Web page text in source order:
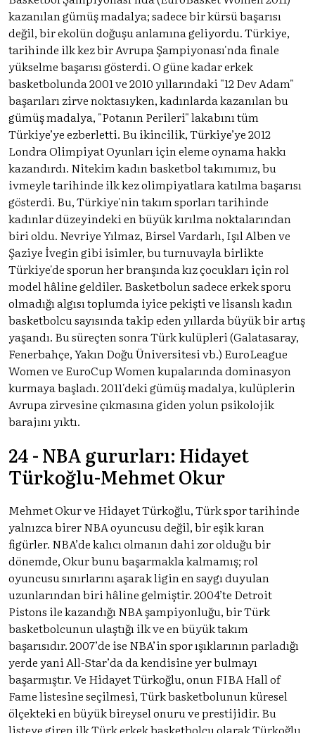
kazanılan gümüş madalya; sadece bir kürsü başarısı
değil, bir ekolün doğuşu anlamına geliyordu. Türkiye,
tarihinde ilk kez bir Avrupa Şampiyonası'nda finale
yükselme başarısı gösterdi. O güne kadar erkek
basketbolunda 2001 ve 2010 yıllarındaki "12 Dev Adam"
başarıları zirve noktasıyken, kadınlarda kazanılan bu
gümüş madalya, "Potanın Perileri" lakabını tüm
Türkiye’ye ezberletti. Bu ikincilik, Türkiye’ye 2012
Londra Olimpiyat Oyunları için eleme oynama hakkı
kazandırdı. Nitekim kadın basketbol takımımız, bu
ivmeyle tarihinde ilk kez olimpiyatlara katılma başarısı
gösterdi. Bu, Türkiye'nin takım sporları tarihinde
kadınlar düzeyindeki en büyük kırılma noktalarından
biri oldu. Nevriye Yılmaz, Birsel Vardarlı, Işıl Alben ve
Şaziye İvegin gibi isimler, bu turnuvayla birlikte
Türkiye'de sporun her branşında kız çocukları için rol
model hâline geldiler. Basketbolun sadece erkek sporu
olmadığı algısı toplumda iyice pekişti ve lisanslı kadın
basketbolcu sayısında takip eden yıllarda büyük bir artış
yaşandı. Bu süreçten sonra Türk kulüpleri (Galatasaray,
Fenerbahçe, Yakın Doğu Üniversitesi vb.) EuroLeague
Women ve EuroCup Women kupalarında dominasyon
kurmaya başladı. 2011'deki gümüş madalya, kulüplerin
Avrupa zirvesine çıkmasına giden yolun psikolojik
barajını yıktı.
24 - NBA gururları: Hidayet
Türkoğlu-Mehmet Okur
Mehmet Okur ve Hidayet Türkoğlu, Türk spor tarihinde
yalnızca birer NBA oyuncusu değil, bir eşik kıran
figürler. NBA’de kalıcı olmanın dahi zor olduğu bir
dönemde, Okur bunu başarmakla kalmamış; rol
oyuncusu sınırlarını aşarak ligin en saygı duyulan
uzunlarından biri hâline gelmiştir. 2004’te Detroit
Pistons ile kazandığı NBA şampiyonluğu, bir Türk
basketbolcunun ulaştığı ilk ve en büyük takım
başarısıdır. 2007’de ise NBA’in spor ışıklarının parladığı
yerde yani All-Star’da da kendisine yer bulmayı
başarmıştır. Ve Hidayet Türkoğlu, onun FIBA Hall of
Fame listesine seçilmesi, Türk basketbolunun küresel
ölçekteki en büyük bireysel onuru ve prestijidir. Bu
listeye giren ilk Türk erkek basketbolcu olarak Türkoğlu,